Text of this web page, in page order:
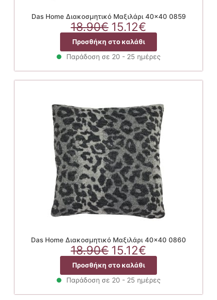
Das Home Διακοσμητικό Μαξιλάρι 40×40 0859
18.90€ Original
price
was:
18.90€.
15.12€
τρέχουσα
τιμή
είναι:
15.12€.
Προσθήκη στο καλάθι
Παράδοση σε 20 - 25 ημέρες
Das Home Διακοσμητικό Μαξιλάρι 40×40 0860
18.90€ Original
price
was:
18.90€.
15.12€
τρέχουσα
τιμή
είναι:
15.12€.
Προσθήκη στο καλάθι
Παράδοση σε 20 - 25 ημέρες